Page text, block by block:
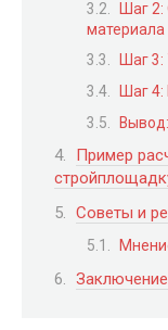
Шаг 2:
материала
Шаг 3:
Шаг 4:
Вывод:
Пример
Советы и
Заключение